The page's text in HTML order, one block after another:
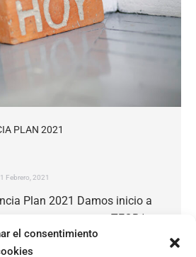
el consentimiento
PLAN 2021
1 Febrero, 2021
Plan 2021 Damos inicio a
nueva etapa para TEOR/
hemos propuesto
de estrategias que nos